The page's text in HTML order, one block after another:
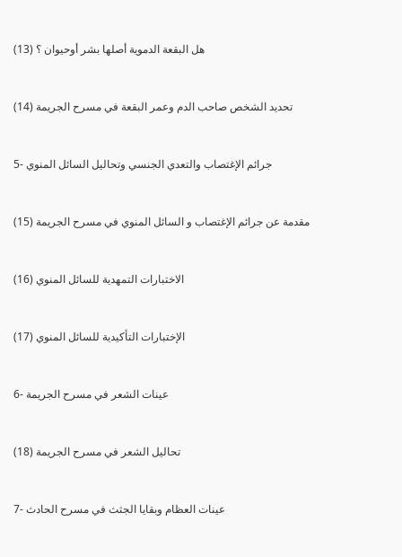
(13) هل البقعة الدموية أصلها بشر أوحيوان ؟
(14) تحديد الشخص صاحب الدم وعمر البقعة في مسرح الجريمة
5- جرائم الإغتصاب والتعدي الجنسي وتحاليل السائل المنوي
(15) مقدمة عن جرائم الإغتصاب و السائل المنوي في مسرح الجريمة
(16) الاختبارات التمهدية للسائل المنوي
(17) الإختبارات التأكيدية للسائل المنوي
6- عينات الشعر في مسرح الجريمة
(18) تحاليل الشعر في مسرح الجريمة
7- عينات العظام وبقايا الجثث في مسرح الحادث